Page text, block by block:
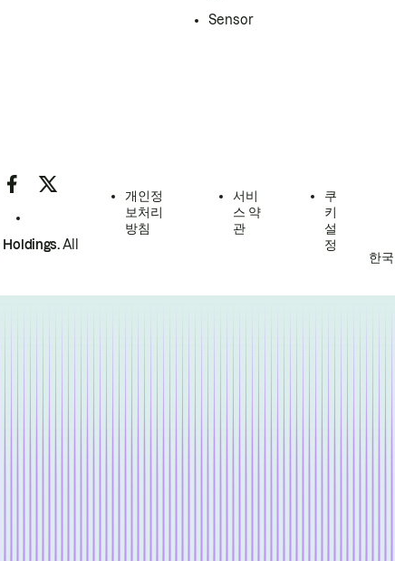
Sensor
All
개인정
보처리
방침
서비
스 약
관
쿠
키
설
정
한